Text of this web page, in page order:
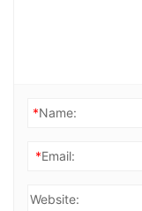
*Name:
*Email:
Website: